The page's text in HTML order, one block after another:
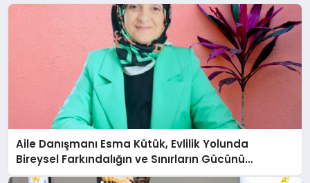
Aile Danışmanı Esma Kütük, Evlilik Yolunda
Bireysel Farkındalığın ve Sınırların Gücünü
Anlatıyor